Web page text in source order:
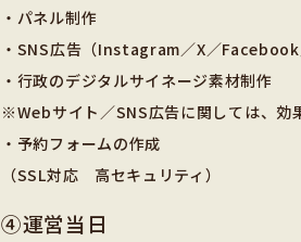
・パネル制作
・SNS広告（Instagram／X／
・行政のデジタルサイネージ素材制作
※Webサイト／SNS広告に関しては、効
・予約フォームの作成
（SSL対応 高セキュリティ）
④運営当日